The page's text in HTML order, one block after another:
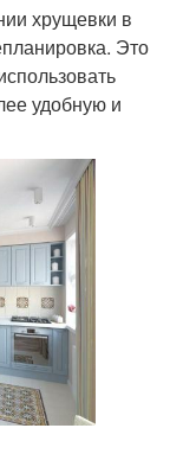
хрущевки в
Это
удобную и